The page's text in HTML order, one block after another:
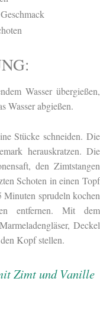
Wasser übergießen,
Wasser abgießen.
Stücke schneiden. Die
herauskratzen. Die
den Zimtstangen
Schoten in einen Topf
sprudeln kochen
entfernen. Mit dem
Deckel
Kopf stellen.